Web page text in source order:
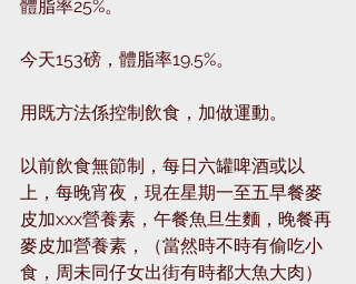
體脂率25%。
今天153磅，體脂率19.5%。
用既方法係控制飲食，加做運動。
以前飲食無節制，每日六罐啤酒或以
上，每晚宵夜，現在星期一至五早餐麥
皮加xxx營養素，午餐魚旦生麵，晚餐再
麥皮加營養素，（當然時不時有偷吃小
食，周未同仔女出街有時都大魚大肉）